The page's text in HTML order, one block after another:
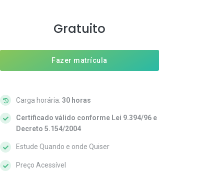
Gratuito
Fazer matrícula
Carga horária: 30 horas
Certificado válido conforme Lei 9.394/96 e
Decreto 5.154/2004
Estude Quando e onde Quiser
Preço Acessível